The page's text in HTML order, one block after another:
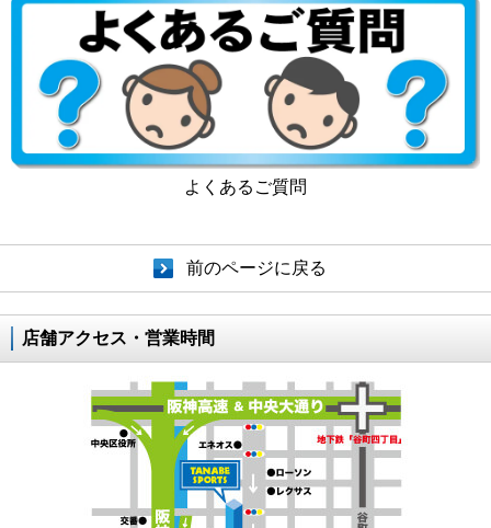
よくあるご質問
前のページに戻る
店舗アクセス・営業時間